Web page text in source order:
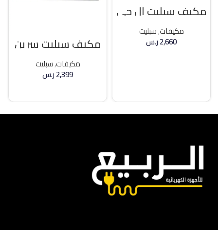
مكيف سبليت ال جي
18400 وحده بارد
مكيفات,سبليت
2,660ر.س مكيف سبليت سرين
21400 وحده بارد
مكيفات,سبليت
2,399ر.س